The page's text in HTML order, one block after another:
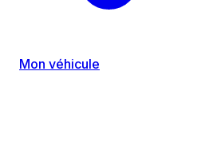
Mon véhicule